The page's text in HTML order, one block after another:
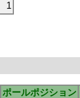
1
ポールポジション